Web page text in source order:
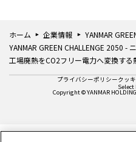
ホーム 企業情報
YANMAR
YANMAR GREEN CHALLENGE 2050 -
工場廃熱をCO2フリー電力へ変換す
Copyright © YANMAR
プライバシーポリシークッ
Select